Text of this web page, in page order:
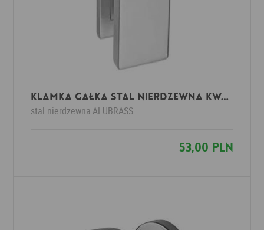
Klamka GAŁKA stal nierdzewna kwadrat
stal nierdzewna ALUBRASS
53,00 PLN